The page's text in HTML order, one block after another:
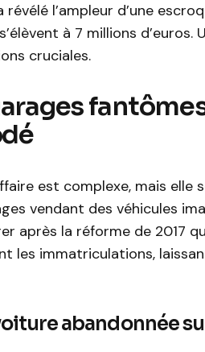
l’ampleur d’une
à 7 millions d’euros.
cruciales.
est complexe, mais elle
vendant des véhicules
après la réforme de 2017
les immatriculations,
abandonnée